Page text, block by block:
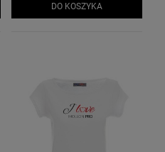
DO KOSZYKA